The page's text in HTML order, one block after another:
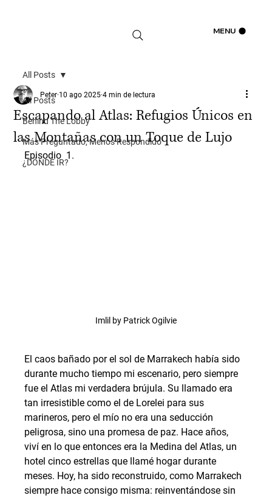
Iniciar sesión
MENU
All Posts
Behind The Lobby
Más Preguntado, Menos Respondido
¿DÓNDE IR?
All Posts
Escapando al Atlas: Refugios Únicos en
las Montañas con un Toque de Lujo
Peter 10 ago 2025 4 min de lectura
Episodio  1.
Imlil by Patrick Ogilvie
El caos bañado por el sol de Marrakech había sido
durante mucho tiempo mi escenario, pero siempre
fue el Atlas mi verdadera brújula. Su llamado era
tan irresistible como el de Lorelei para sus
marineros, pero el mío no era una seducción
peligrosa, sino una promesa de paz. Hace años,
viví en lo que entonces era la Medina del Atlas, un
hotel cinco estrellas que llamé hogar durante
meses. Hoy, ha sido reconstruido, como Marrakech
siempre hace consigo misma: reinventándose sin